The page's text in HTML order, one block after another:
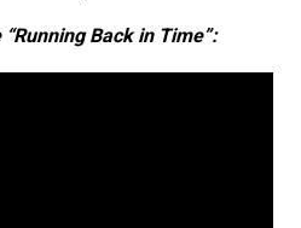
Back in Time”: